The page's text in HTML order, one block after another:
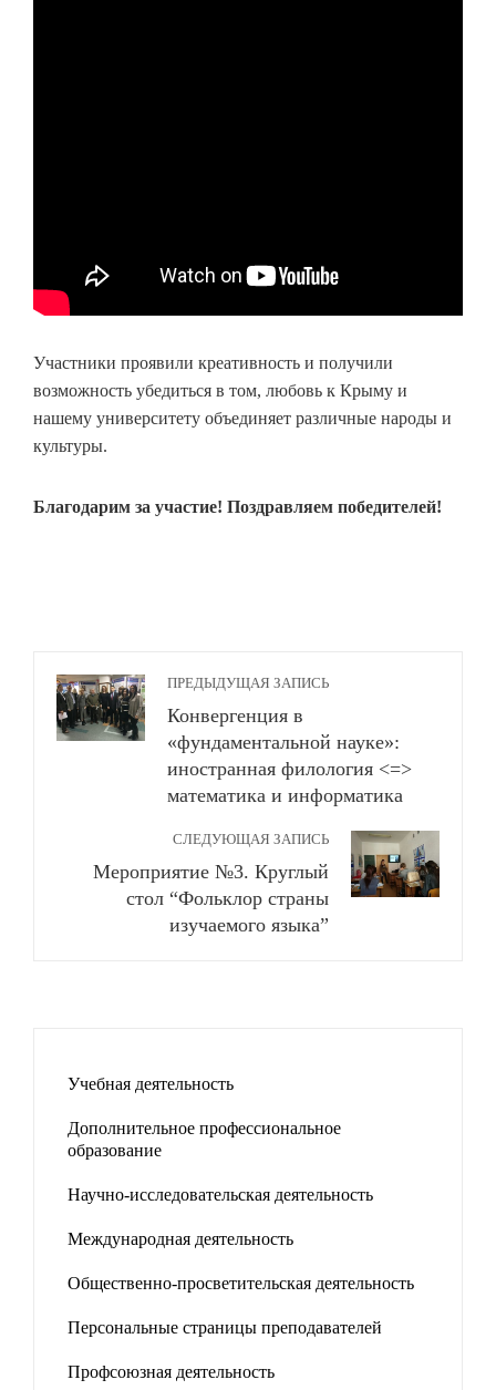
Участники проявили креативность и получили
возможность убедиться в том, любовь к Крыму и
нашему университету объединяет различные народы и
культуры.
Благодарим за участие! Поздравляем победителей!
ПРЕДЫДУЩАЯ ЗАПИСЬ
Конвергенция в
«фундаментальной науке»:
иностранная филология <=>
математика и информатика
СЛЕДУЮЩАЯ ЗАПИСЬ
Мероприятие №3. Круглый
стол “Фольклор страны
изучаемого языка”
Учебная деятельность
Дополнительное профессиональное
образование
Научно-исследовательская деятельность
Международная деятельность
Общественно-просветительская деятельность
Персональные страницы преподавателей
Профсоюзная деятельность